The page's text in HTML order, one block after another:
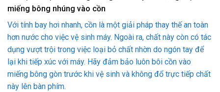
miếng bông nhúng vào cồn
Với tính bay hơi nhanh, cồn là một giải pháp thay thế an toàn
hơn nước cho việc vệ sinh máy. Ngoài ra, chất này còn có tác
dụng vượt trội trong việc loại bỏ chất nhờn do ngón tay để
lại khi tiếp xúc với máy. Hãy đảm bảo luôn bôi cồn vào
miếng bông gòn trước khi vệ sinh và không đổ trực tiếp chất
này lên bàn phím.